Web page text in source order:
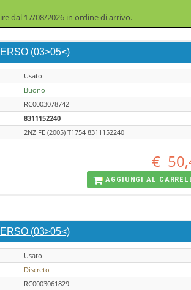
dal 17/08/2026 in ordine di arrivo.
(03>05<)
Usato
Buono
RC0003078742
8311152240
2NZ FE (2005) T1754 8311152240
€
AGGIUNGI AL
(03>05<)
Usato
Discreto
RC0003061829